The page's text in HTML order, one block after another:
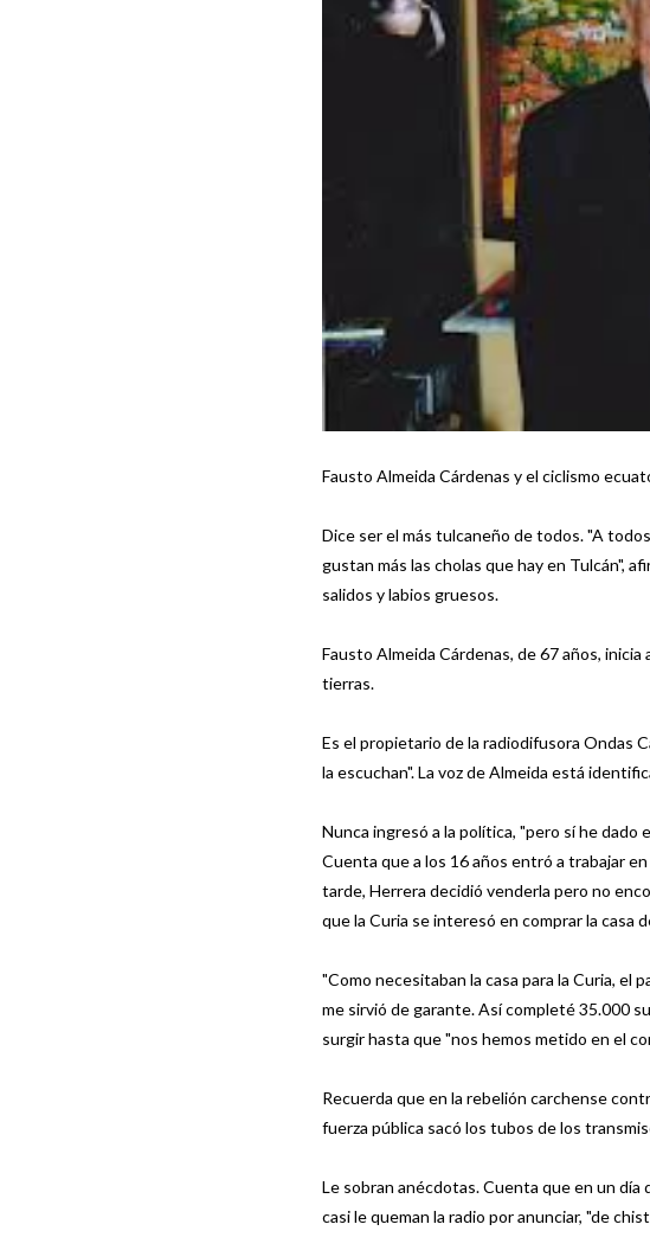
Fausto Almeida Cárdenas y el ciclismo
Dice ser el más tulcaneño de todos. "A
gustan más las cholas que hay en Tulcán",
salidos y labios gruesos.
Fausto Almeida Cárdenas, de 67 años,
tierras.
Es el propietario de la radiodifusora Ondas
la escuchan". La voz de Almeida está
Nunca ingresó a la política, "pero sí he
Cuenta que a los 16 años entró a trabajar
tarde, Herrera decidió venderla pero no
que la Curia se interesó en comprar la casa
"Como necesitaban la casa para la Curia, el
me sirvió de garante. Así completé 35.000
surgir hasta que "nos hemos metido en el
Recuerda que en la rebelión carchense
fuerza pública sacó los tubos de los
Le sobran anécdotas. Cuenta que en un día
casi le queman la radio por anunciar, "de